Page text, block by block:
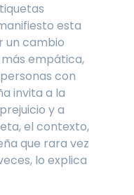
esta
un cambio
empática,
con
invita a la
y a
el contexto,
que rara vez
lo explica